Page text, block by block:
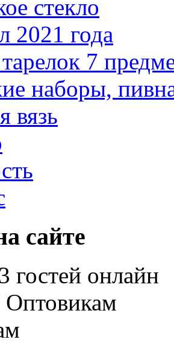
стекло
2021 года
7
наборы,
вязь
сайте
гостей онлайн
Оптовикам